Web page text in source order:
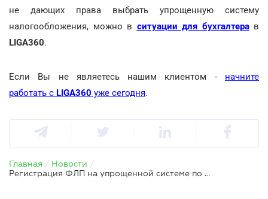
не дающих права выбрать упрощенную систему
налогообложения, можно в ситуации для бухгалтерав
LIGA360.
Если Вы не являетесь нашим клиентом - начните
работать с LIGA360 уже сегодня.
Главная / Новости /
Регистрация ФЛП на упрощенной системе по "смешанным" КВЭД